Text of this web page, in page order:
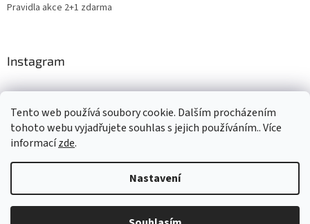
Tento web používá soubory cookie. Dalším procházením
tohoto webu vyjadřujete souhlas s jejich používáním.. Více
informacízde.
Nastavení
Pravidla akce 2+1 zdarma
Instagram
Levne4you.cz CARDAMON Online Magazín
Vytvořil Shoptet